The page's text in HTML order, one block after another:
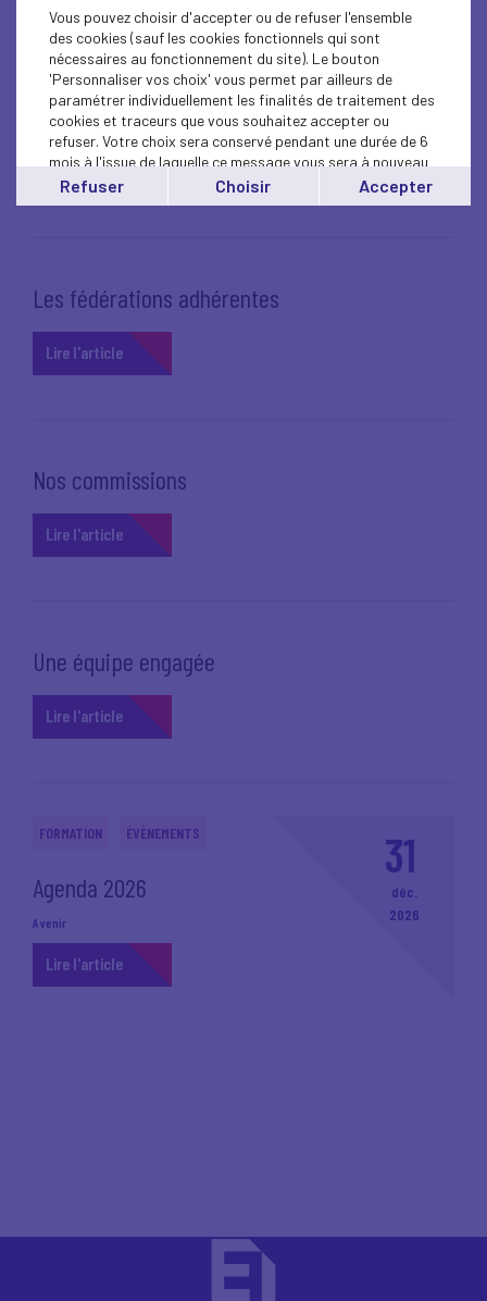
Notre raison d'être
Lire l'article
Les fédérations adhérentes
Lire l'article
Nos commissions
Lire l'article
Une équipe engagée
Lire l'article
31
déc.
2026
FORMATION ÉVÈNEMENTS
Agenda 2026
A venir
Lire l'article
Vous pouvez choisir d'accepter ou de refuser l'ensemble
des cookies (sauf les cookies fonctionnels qui sont
nécessaires au fonctionnement du site). Le bouton
'Personnaliser vos choix' vous permet par ailleurs de
paramétrer individuellement les finalités de traitement des
cookies et traceurs que vous souhaitez accepter ou
refuser. Votre choix sera conservé pendant une durée de 6
mois à l'issue de laquelle ce message vous sera à nouveau
affiché..
Vous pouvez modifier votre choix à tout moment en
Refuser Choisir Accepter